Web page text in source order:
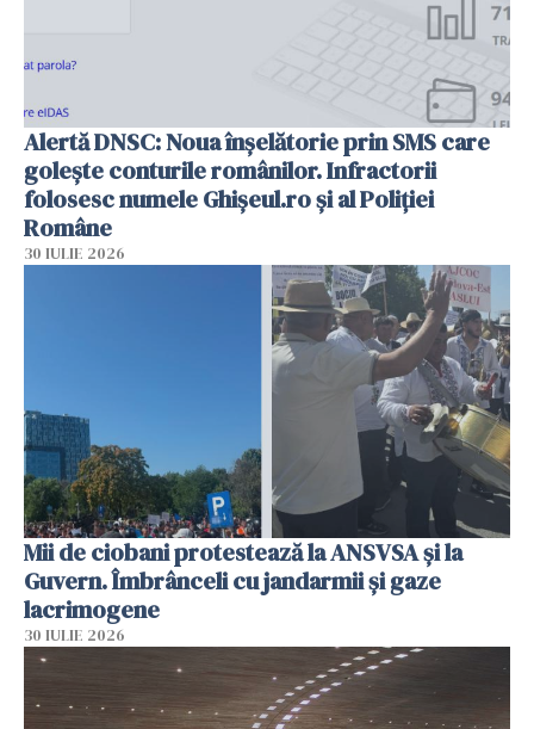
Alertă DNSC: Noua înșelătorie prin SMS care
golește conturile românilor. Infractorii
folosesc numele Ghișeul.ro și al Poliției
Române
30 IULIE 2026
Mii de ciobani protestează la ANSVSA și la
Guvern. Îmbrânceli cu jandarmii și gaze
lacrimogene
30 IULIE 2026